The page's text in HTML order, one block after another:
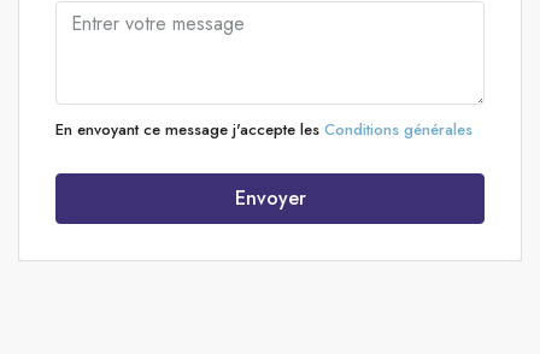
En envoyant ce message j'accepte les Conditions générales
Envoyer